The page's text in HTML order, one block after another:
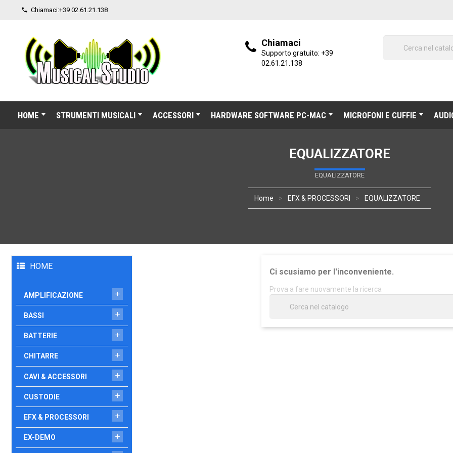
 Chiamaci:+39 02.61.21.138
Chiamaci
Supporto gratuito: +39
02.61.21.138
HOME STRUMENTI MUSICALI ACCESSORI HARDWARE SOFTWARE PC-MAC MICROFONI E CUFFIE
EQUALIZZATORE
EQUALIZZATORE
Home EFX & PROCESSORI EQUALIZZATORE
HOME
AMPLIFICAZIONE 
BASSI 
BATTERIE 
CHITARRE 
CAVI & ACCESSORI 
CUSTODIE 
EFX & PROCESSORI 
EX-DEMO 
Ci scusiamo per l'inconveniente.
Prova a fare nuovamente la ricerca